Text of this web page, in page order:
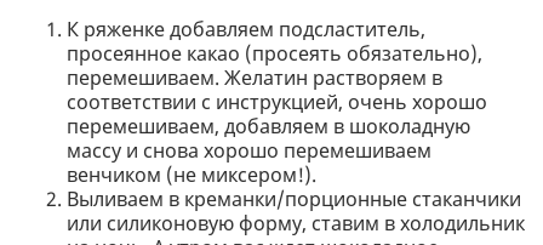
К ряженке добавляем подсластитель,
просеянное какао (просеять обязательно),
перемешиваем. Желатин растворяем в
соответствии с инструкцией, очень хорошо
перемешиваем, добавляем в шоколадную
массу и снова хорошо перемешиваем
венчиком (не миксером!).
Выливаем в креманки/порционные стаканчики
или силиконовую форму, ставим в холодильник